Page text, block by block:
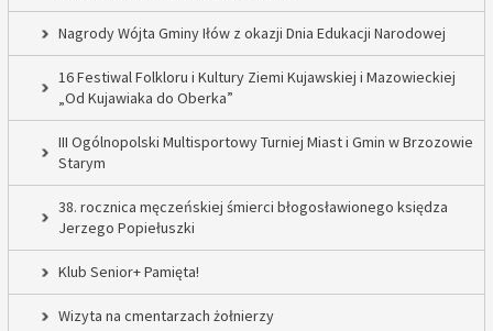
Nagrody Wójta Gminy Iłów z okazji Dnia Edukacji Narodowej
16 Festiwal Folkloru i Kultury Ziemi Kujawskiej i Mazowieckiej
„Od Kujawiaka do Oberka”
III Ogólnopolski Multisportowy Turniej Miast i Gmin w Brzozowie
Starym
38. rocznica męczeńskiej śmierci błogosławionego księdza
Jerzego Popiełuszki
Klub Senior+ Pamięta!
Wizyta na cmentarzach żołnierzy